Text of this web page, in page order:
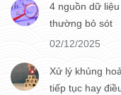
4 nguồn dữ
thường bỏ sót
02/12/2025
Xử lý khủng
tiếp tục hay